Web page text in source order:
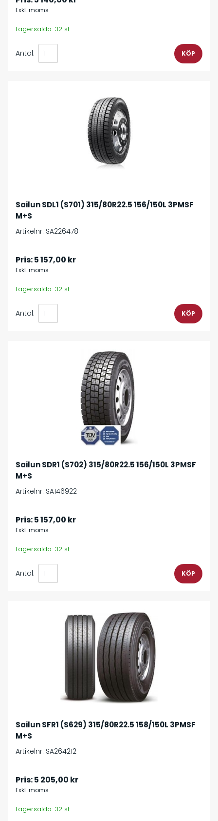
Exkl. moms
Lagersaldo: 32 st
Antal:
Sailun SDL1 (S701) 315/80R22.5 156/150L 3PMSF
M+S
Artikelnr. SA226478
Pris:5 157,00 kr
Exkl. moms
Lagersaldo: 32 st
Antal:
Sailun SDR1 (S702) 315/80R22.5 156/150L 3PMSF
M+S
Artikelnr. SA146922
Pris:5 157,00 kr
Exkl. moms
Lagersaldo: 32 st
Antal:
Sailun SFR1 (S629) 315/80R22.5 158/150L 3PMSF
M+S
Artikelnr. SA264212
Pris:5 205,00 kr
Exkl. moms
Lagersaldo: 32 st